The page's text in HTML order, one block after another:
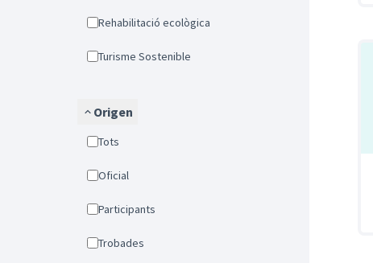
Rehabilitació ecològica
Turisme Sostenible
Origen
Tots
Oficial
Participants
Trobades